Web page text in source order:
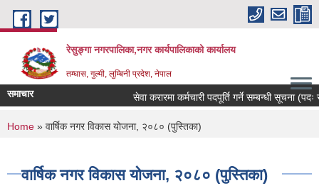
Skip to main content
रेसुङ्गा नगरपालिका,नगर कार्यपालिकाको कार्यालय
तम्घास, गुल्मी, लुम्बिनी प्रदेश, नेपाल
समाचार सेवा करारमा कर्मचारी पदपूर्ति गर्ने सम्बन्धी सूचना (पदः
You are here
Home » वार्षिक नगर विकास योजना, २०८० (पुस्तिका)
वार्षिक नगर विकास योजना, २०८० (पुस्तिका)